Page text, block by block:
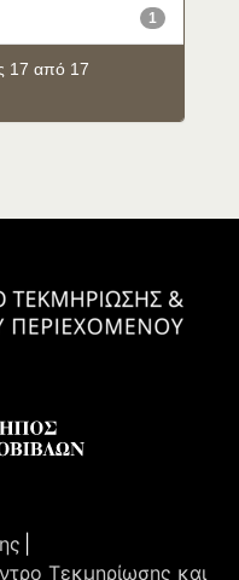
1
17 από 17